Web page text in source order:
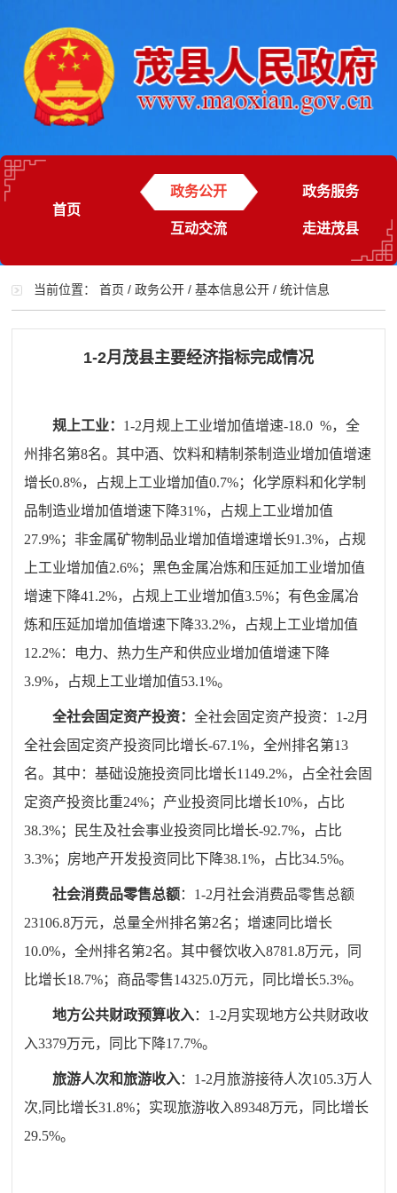
首页
政务公开 政务服务
互动交流 走进茂县
当前位置：首页 /政务公开 /基本信息公开 /统计信息
1-2月茂县主要经济指标完成情况
规上工业： 1-2月规上工业增加值增速-18.0 %，全
州排名第8名。其中酒、饮料和精制茶制造业增加值增速
增长0.8%，占规上工业增加值0.7%；化学原料和化学制
品制造业增加值增速下降31%，占规上工业增加值
27.9%；非金属矿物制品业增加值增速增长91.3%，占规
上工业增加值2.6%；黑色金属冶炼和压延加工业增加值
增速下降41.2%，占规上工业增加值3.5%；有色金属冶
炼和压延加增加值增速下降33.2%，占规上工业增加值
12.2%：电力、热力生产和供应业增加值增速下降
3.9%，占规上工业增加值53.1%。
全社会固定资产投资：全社会固定资产投资： 1-2月
全社会固定资产投资同比增长-67.1%，全州排名第13
名。其中：基础设施投资同比增长1149.2%，占全社会固
定资产投资比重24%；产业投资同比增长10%，占比
38.3%；民生及社会事业投资同比增长-92.7%，占比
3.3%；房地产开发投资同比下降38.1%，占比34.5%。
社会消费品零售总额： 1-2月社会消费品零售总额
23106.8万元，总量全州排名第2名；增速同比增长
10.0%，全州排名第2名。其中餐饮收入8781.8万元，同
比增长18.7%；商品零售14325.0万元，同比增长5.3%。
地方公共财政预算收入： 1-2月实现地方公共财政收
入3379万元，同比下降17.7%。
旅游人次和旅游收入： 1-2月旅游接待人次105.3万人
次,同比增长31.8%；实现旅游收入89348万元，同比增长
29.5%。